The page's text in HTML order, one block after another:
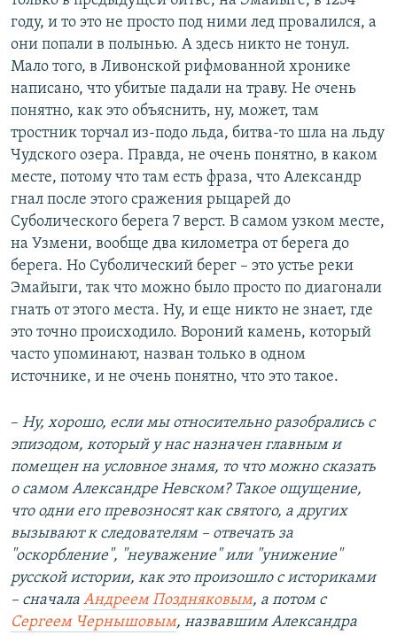
году, и то это не просто под ними лед провалился, а
они попали в полынью. А здесь никто не тонул.
Мало того, в Ливонской рифмованной хронике
написано, что убитые падали на траву. Не очень
понятно, как это объяснить, ну, может, там
тростник торчал из-подо льда, битва-то шла на льду
Чудского озера. Правда, не очень понятно, в каком
месте, потому что там есть фраза, что Александр
гнал после этого сражения рыцарей до
Суболического берега 7 верст. В самом узком месте,
на Узмени, вообще два километра от берега до
берега. Но Суболический берег – это устье реки
Эмайыги, так что можно было просто по диагонали
гнать от этого места. Ну, и еще никто не знает, где
это точно происходило. Вороний камень, который
часто упоминают, назван только в одном
источнике, и не очень понятно, что это такое.
– Ну, хорошо, если мы относительно разобрались с
эпизодом, который у нас назначен главным и
помещен на условное знамя, то что можно сказать
о самом Александре Невском? Такое ощущение,
что одни его превозносят как святого, а других
вызывают к следователям – отвечать за
"оскорбление", "неуважение" или "унижение"
русской истории, как это произошло с историками
– сначала Андреем Поздняковым, а потом с
Сергеем Чернышовым, назвавшим Александра